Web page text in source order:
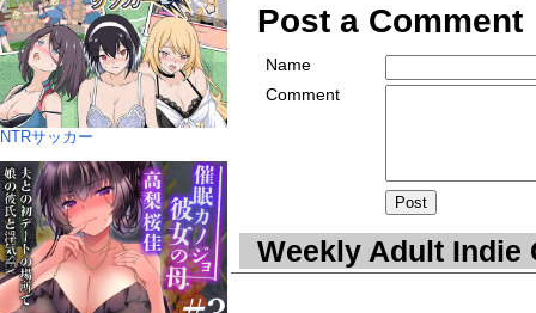
Post a Comment
Name
Comment
Weekly Adult Indie
NTRサッカー